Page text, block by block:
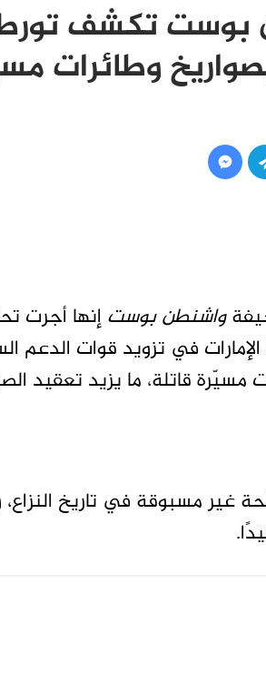
تكشف تورط
وطائرات
واشنطن بوستإنها أجرت
في تزويد قوات الدعم
قاتلة، ما يزيد تعقيد
غير مسبوقة في تاريخ